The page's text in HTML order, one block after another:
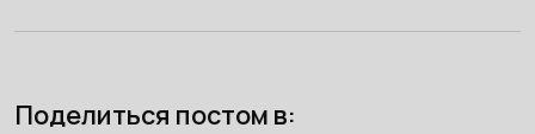
Поделиться постом в: